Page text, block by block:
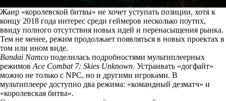
Жанр «королевской битвы» не хочет уступать позиции, хотя к
концу 2018 года интерес среди геймеров несколько поутих,
ввиду полного отсутствия новых идей и перенасыщения рынка.
Тем не менее, режим продолжает появляться в новых проектах в
том или ином виде.
Bandai Namco поделилась подробностями мультиплеерных
режимов Ace Combat 7: Skies Unknown. Устраивать «догфайт»
можно не только с NPC, но и другими игроками. В
мультиплеере доступно два режима: «командный дезматч» и
«королевская битва».